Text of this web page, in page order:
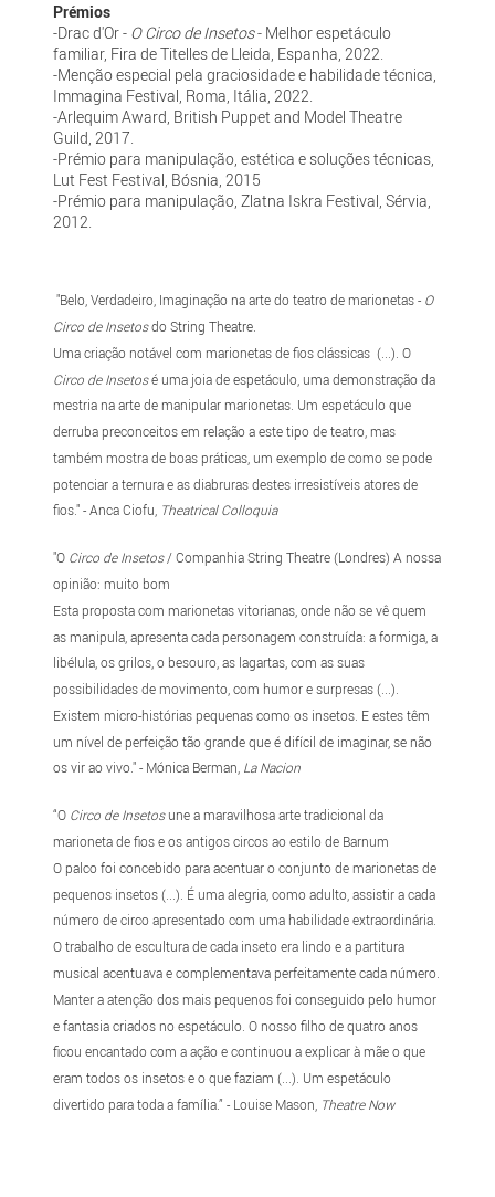
Prémios
-Drac d'Or - O Circo de Insetos- Melhor espetáculo
familiar, Fira de Titelles de Lleida, Espanha, 2022.
-Menção especial pela graciosidade e habilidade técnica,
Immagina Festival, Roma, Itália, 2022.
-Arlequim Award, British Puppet and Model Theatre
Guild, 2017.
-Prémio para manipulação, estética e soluções técnicas,
Lut Fest Festival, Bósnia, 2015
-Prémio para manipulação, Zlatna Iskra Festival, Sérvia,
2012.
"Belo, Verdadeiro, Imaginação na arte do teatro de marionetas - O
Circo de Insetosdo String Theatre.
Uma criação notável com marionetas de fios clássicas (...). O
Circo de Insetosé uma joia de espetáculo, uma demonstração da
mestria na arte de manipular marionetas. Um espetáculo que
derruba preconceitos em relação a este tipo de teatro, mas
também mostra de boas práticas, um exemplo de como se pode
potenciar a ternura e as diabruras destes irresistíveis atores de
fios." - Anca Ciofu, Theatrical Colloquia
"O Circo de Insetos/ Companhia String Theatre (Londres) A nossa
opinião: muito bom
Esta proposta com marionetas vitorianas, onde não se vê quem
as manipula, apresenta cada personagem construída: a formiga, a
libélula, os grilos, o besouro, as lagartas, com as suas
possibilidades de movimento, com humor e surpresas (...).
Existem micro-histórias pequenas como os insetos. E estes têm
um nível de perfeição tão grande que é difícil de imaginar, se não
os vir ao vivo." - Mónica Berman, La Nacion
“O Circo de Insetosune a maravilhosa arte tradicional da
marioneta de fios e os antigos circos ao estilo de Barnum
O palco foi concebido para acentuar o conjunto de marionetas de
pequenos insetos (...). É uma alegria, como adulto, assistir a cada
número de circo apresentado com uma habilidade extraordinária.
O trabalho de escultura de cada inseto era lindo e a partitura
musical acentuava e complementava perfeitamente cada número.
Manter a atenção dos mais pequenos foi conseguido pelo humor
e fantasia criados no espetáculo. O nosso filho de quatro anos
ficou encantado com a ação e continuou a explicar à mãe o que
eram todos os insetos e o que faziam (...). Um espetáculo
divertido para toda a família.” - Louise Mason, Theatre Now